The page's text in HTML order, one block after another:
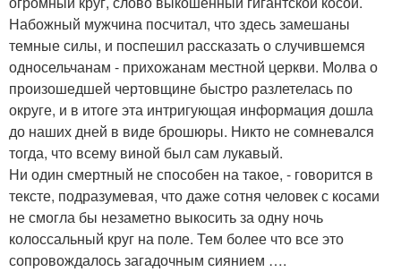
Набожный мужчина посчитал, что здесь замешаны
темные силы, и поспешил рассказать о случившемся
односельчанам - прихожанам местной церкви. Молва о
произошедшей чертовщине быстро разлетелась по
округе, и в итоге эта интригующая информация дошла
до наших дней в виде брошюры. Никто не сомневался
тогда, что всему виной был сам лукавый.
Ни один смертный не способен на такое, - говорится в
тексте, подразумевая, что даже сотня человек с косами
не смогла бы незаметно выкосить за одну ночь
колоссальный круг на поле. Тем более что все это
сопровождалось загадочным сиянием ….